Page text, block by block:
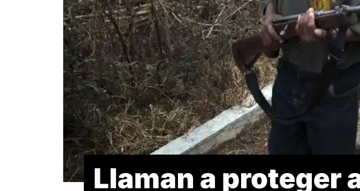
Llaman a proteger